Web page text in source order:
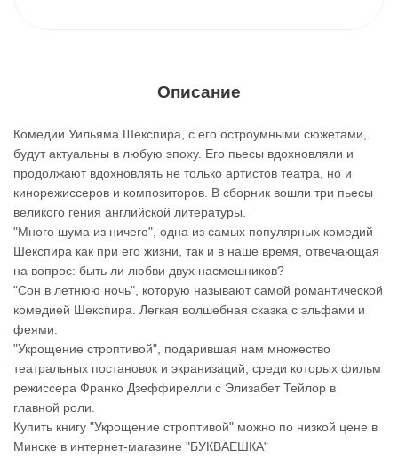
Описание
Комедии Уильяма Шекспира, с его остроумными сюжетами,
будут актуальны в любую эпоху. Его пьесы вдохновляли и
продолжают вдохновлять не только артистов театра, но и
кинорежиссеров и композиторов. В сборник вошли три пьесы
великого гения английской литературы.
"Много шума из ничего", одна из самых популярных комедий
Шекспира как при его жизни, так и в наше время, отвечающая
на вопрос: быть ли любви двух насмешников?
"Сон в летнюю ночь", которую называют самой романтической
комедией Шекспира. Легкая волшебная сказка с эльфами и
феями.
"Укрощение строптивой", подарившая нам множество
театральных постановок и экранизаций, среди которых фильм
режиссера Франко Дзеффирелли с Элизабет Тейлор в
главной роли.
Купить книгу "Укрощение строптивой" можно по низкой цене в
Минске в интернет-магазине "БУКВАЕШКА"